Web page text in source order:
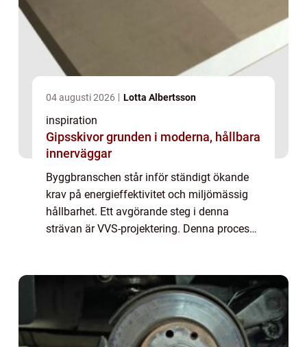
04 augusti 2026 Lotta Albertsson
inspiration
Gipsskivor grunden i moderna, hållbara
innerväggar
Byggbranschen står inför ständigt ökande
krav på energieffektivitet och miljömässig
hållbarhet. Ett avgörande steg i denna
strävan är VVS-projektering. Denna process